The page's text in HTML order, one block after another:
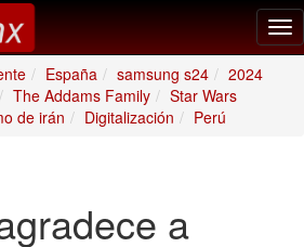
España samsung s24
2024
The Addams Family
Star Wars
de irán
Digitalización Perú
a